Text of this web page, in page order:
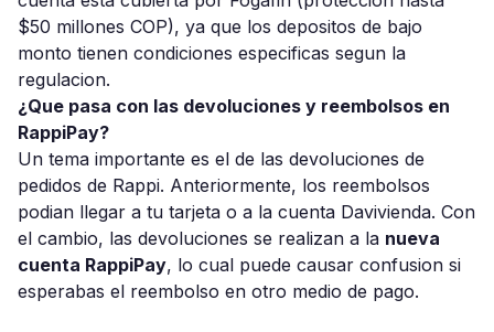
$50 millones COP), ya que los depositos de bajo
monto tienen condiciones especificas segun la
regulacion.
¿Que pasa con las devoluciones y reembolsos en
RappiPay?
Un tema importante es el de las devoluciones de
pedidos de Rappi. Anteriormente, los reembolsos
podian llegar a tu tarjeta o a la cuenta Davivienda. Con
el cambio, las devoluciones se realizan a la nueva
cuenta RappiPay, lo cual puede causar confusion si
esperabas el reembolso en otro medio de pago.